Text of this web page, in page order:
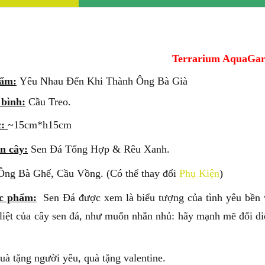
Terrarium
Yêu Nhau Đến Khi Thành Ông Bà Già
Cầu Treo.
~15cm*h15cm
cây: Sen Đá Tổng Hợp & Rêu Xanh.
Bà Ghế, Cầu Vồng. (Có thể thay đổi Phụ Kiện)
phẩm: Sen Đá được xem là biểu tượng của tình yêu
của cây sen đá, như muốn nhắn nhủ: hãy mạnh mẽ
tặng người yêu, quà tặng valentine.